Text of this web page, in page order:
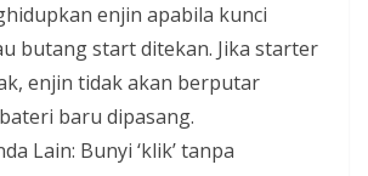
enjin apabila kunci
butang start ditekan. Jika starter
enjin tidak akan berputar
baru dipasang.
Lain: Bunyi ‘klik’ tanpa